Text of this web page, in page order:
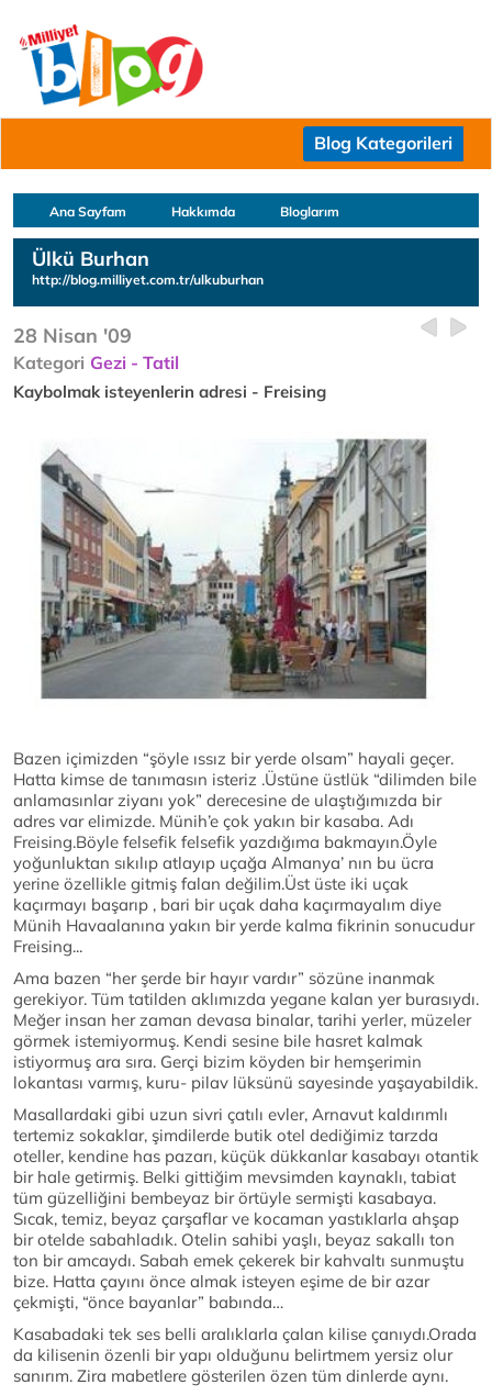
Blog Kategorileri
Ana Sayfam Hakkımda Bloglarım
Ülkü Burhan
http://blog.milliyet.com.tr/ulkuburhan
28 Nisan '09
Kategori Gezi - Tatil
Kaybolmak isteyenlerin adresi - Freising
Bazen içimizden “şöyle ıssız bir yerde olsam” hayali geçer.
Hatta kimse de tanımasın isteriz .Üstüne üstlük “dilimden bile
anlamasınlar ziyanı yok” derecesine de ulaştığımızda bir
adres var elimizde. Münih’e çok yakın bir kasaba. Adı
Freising.Böyle felsefik felsefik yazdığıma bakmayın.Öyle
yoğunluktan sıkılıp atlayıp uçağa Almanya’ nın bu ücra
yerine özellikle gitmiş falan değilim.Üst üste iki uçak
kaçırmayı başarıp , bari bir uçak daha kaçırmayalım diye
Münih Havaalanına yakın bir yerde kalma fikrinin sonucudur
Freising...
Ama bazen “her şerde bir hayır vardır” sözüne inanmak
gerekiyor. Tüm tatilden aklımızda yegane kalan yer burasıydı.
Meğer insan her zaman devasa binalar, tarihi yerler, müzeler
görmek istemiyormuş. Kendi sesine bile hasret kalmak
istiyormuş ara sıra. Gerçi bizim köyden bir hemşerimin
lokantası varmış, kuru- pilav lüksünü sayesinde yaşayabildik.
Masallardaki gibi uzun sivri çatılı evler, Arnavut kaldırımlı
tertemiz sokaklar, şimdilerde butik otel dediğimiz tarzda
oteller, kendine has pazarı, küçük dükkanlar kasabayı otantik
bir hale getirmiş. Belki gittiğim mevsimden kaynaklı, tabiat
tüm güzelliğini bembeyaz bir örtüyle sermişti kasabaya.
Sıcak, temiz, beyaz çarşaflar ve kocaman yastıklarla ahşap
bir otelde sabahladık. Otelin sahibi yaşlı, beyaz sakallı ton
ton bir amcaydı. Sabah emek çekerek bir kahvaltı sunmuştu
bize. Hatta çayını önce almak isteyen eşime de bir azar
çekmişti, “önce bayanlar” babında…
Kasabadaki tek ses belli aralıklarla çalan kilise çanıydı.Orada
da kilisenin özenli bir yapı olduğunu belirtmem yersiz olur
sanırım. Zira mabetlere gösterilen özen tüm dinlerde aynı.